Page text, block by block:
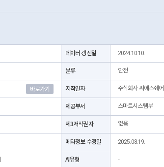
데이터 갱신일 2024.10.10.
분류 안전
바로가기 저작권자 주식회사 씨에스쉐
제공부서 스마트시스템부
제3저작권자 없음
메타정보 수정일 2025.08.19.
AI유형 -